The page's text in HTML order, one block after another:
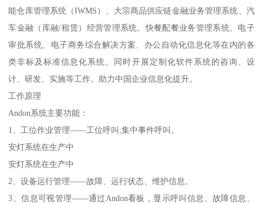
能仓库管理系统（IWMS）、大宗商品供应链金融业务管理系统、汽
车金融（库融/租赁）经营管理系统、快餐配餐业务管理系统、电子
审批系统、电子商务综合解决方案、办公自动化信息化等在内的各
类非标及标准信息化系统。同时开展定制化软件系统的咨询、设
计、研发、实施等工作。助力中国企业信息化提升。
工作原理
Andon系统主要功能：
1、工位作业管理——工位呼叫;集中事件呼叫。
安灯系统在生产中
安灯系统在生产中
2、设备运行管理——故障、运行状态、维护信息。
3、信息可视管理——通过Andon看板，显示呼叫信息、故障信息、